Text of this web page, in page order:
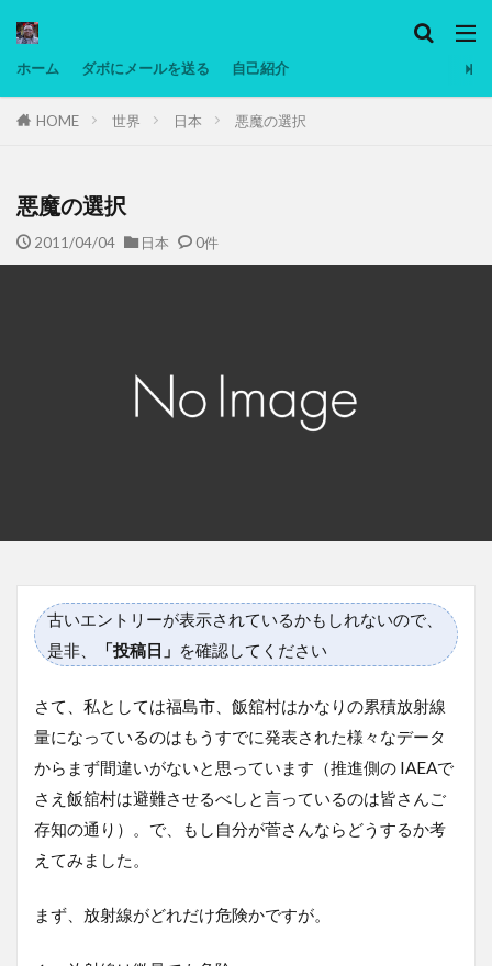
ホーム ダボにメールを送る 自己紹介
HOME 世界 日本 悪魔の選択
悪魔の選択
2011/04/04 日本 0件
古いエントリーが表示されているかもしれないので、
是非、
「投稿日」 を確認してください
さて、私としては福島市、飯舘村はかなりの累積放射線
量になっているのはもうすでに発表された様々なデータ
からまず間違いがないと思っています（推進側の IAEAで
さえ飯舘村は避難させるべしと言っているのは皆さんご
存知の通り）。で、もし自分が菅さんならどうするか考
えてみました。
まず、放射線がどれだけ危険かですが。
タグ
マレーシア動画
備忘録
動画 日本人村社会 脱水シート